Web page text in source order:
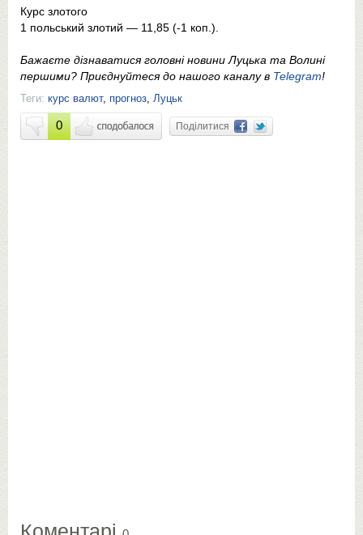
Курс злотого
1 польський злотий — 11,85 (-1 коп.).
Бажаєте дізнаватися головні новини Луцька та Волині
першими? Приєднуйтеся до нашого каналу в Telegram!
Теги: курс валют, прогноз Луцьк
0 Поділитися